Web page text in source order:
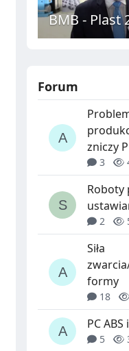
BMB - Plast
Forum
zniczy
3
Roboty
2
Siła
formy
18
PC ABS
5